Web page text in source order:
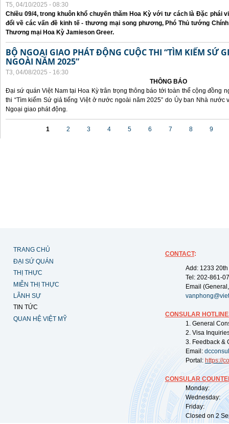
T5, 04/10/2025 - 08:30
Chiều 09/4, trong khuôn khổ chuyến thăm Hoa Kỳ với tư cách là Đặc phái
đổi về các vấn đề kinh tế - thương mại song phương, Phó Thủ tướng
Thương mại Hoa Kỳ Jamieson Greer.
BỘ NGOẠI GIAO PHÁT ĐỘNG CUỘC THI “TÌM KIẾM SỨ
NGOÀI NĂM 2025”
T3, 04/08/2025 - 16:30
THÔNG BÁO
Đại sứ quán Việt Nam tại Hoa Kỳ trân trọng thông báo tới toàn thể cộng đồng
thi “Tìm kiếm Sứ giả tiếng Việt ở nước ngoài năm 2025” do Ủy ban Nhà
Ngoại giao phát động.
1 2 3 4 5 6 7 8 9
TRANG CHỦ
ĐẠI SỨ QUÁN
THỊ THỰC
MIỄN THỊ THỰC
LÃNH SỰ
TIN TỨC
QUAN HỆ VIỆT MỸ
CONTACT:
Add: 1233
Tel: 202-861-
Email
CONSULAR
1. General
2. Visa
3. Feedback &
Email:
Portal: https://
CONSULAR
Monday:
Wednesday:
Friday:
Closed on 2